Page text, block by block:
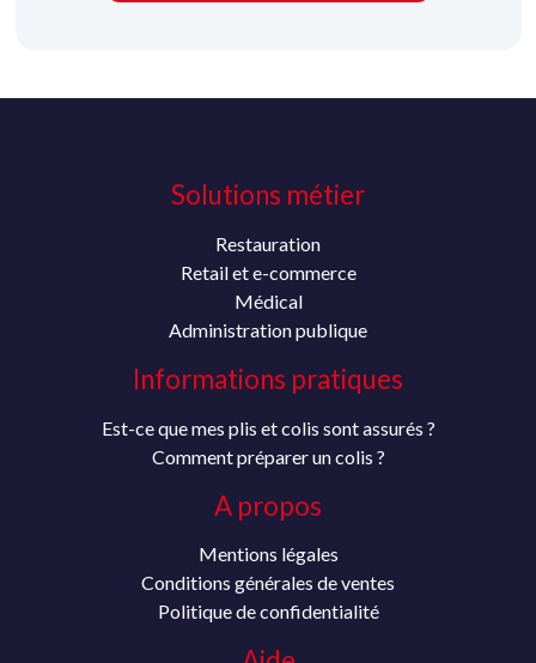
Solutions métier
Restauration
Retail et e-commerce
Médical
Administration publique
Informations pratiques
Est-ce que mes plis et colis sont assurés ?
Comment préparer un colis ?
A propos
Mentions légales
Conditions générales de ventes
Politique de confidentialité